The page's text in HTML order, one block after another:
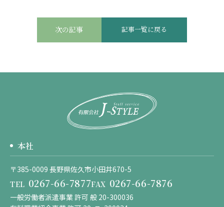
次の記事 記事一覧に戻る
本社
〒385-0009 長野県佐久市小田井670-5
TEL 0267-66-7877FAX 0267-66-7876
一般労働者派遣事業 許可 般 20-300036